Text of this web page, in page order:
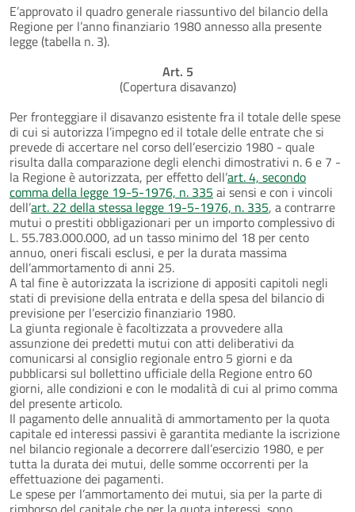
E’approvato il quadro generale riassuntivo del bilancio della
Regione per l’anno finanziario 1980 annesso alla presente
legge (tabella n. 3).
Art. 5
(Copertura disavanzo)
Per fronteggiare il disavanzo esistente fra il totale delle spese
di cui si autorizza l’impegno ed il totale delle entrate che si
prevede di accertare nel corso dell’esercizio 1980 - quale
risulta dalla comparazione degli elenchi dimostrativi n. 6 e 7 -
la Regione è autorizzata, per effetto dell’art. 4, secondo
comma della legge 19-5-1976, n. 335 ai sensi e con i vincoli
dell’art. 22 della stessa legge 19-5-1976, n. 335, a contrarre
mutui o prestiti obbligazionari per un importo complessivo di
L. 55.783.000.000, ad un tasso minimo del 18 per cento
annuo, oneri fiscali esclusi, e per la durata massima
dell’ammortamento di anni 25.
A tal fine è autorizzata la iscrizione di appositi capitoli negli
stati di previsione della entrata e della spesa del bilancio di
previsione per l’esercizio finanziario 1980.
La giunta regionale è facoltizzata a provvedere alla
assunzione dei predetti mutui con atti deliberativi da
comunicarsi al consiglio regionale entro 5 giorni e da
pubblicarsi sul bollettino ufficiale della Regione entro 60
giorni, alle condizioni e con le modalità di cui al primo comma
del presente articolo.
Il pagamento delle annualità di ammortamento per la quota
capitale ed interessi passivi è garantita mediante la iscrizione
nel bilancio regionale a decorrere dall’esercizio 1980, e per
tutta la durata dei mutui, delle somme occorrenti per la
effettuazione dei pagamenti.
Le spese per l’ammortamento dei mutui, sia per la parte di